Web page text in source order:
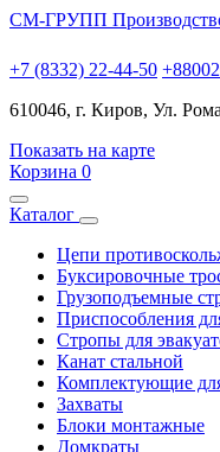
СМ-ГРУПП
+7 (8332) 22-44-50
610046, г. Киров, Ул.
Показать на карте
Корзина 0
Каталог
Цепи
Буксировочные
Грузоподъемные
Приспособления
Стропы для
Канат стальной
Комплектующие
Захваты
Блоки монтажные
Домкраты